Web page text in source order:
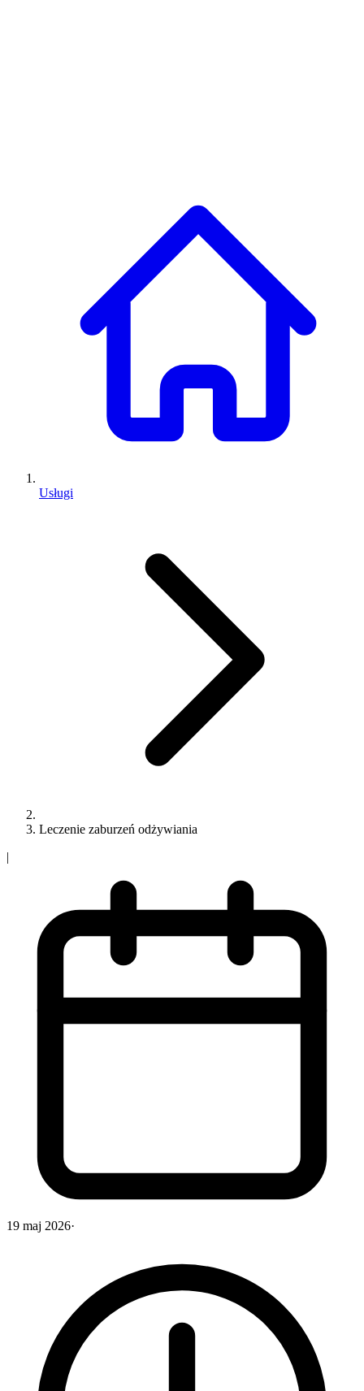
Usługi
Leczenie zaburzeń odżywiania
|
19 maj 2026·